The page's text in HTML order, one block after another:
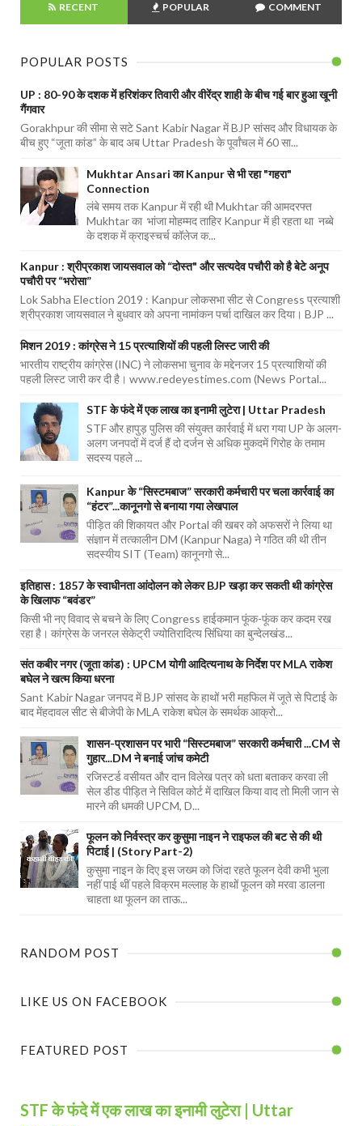
RECENT POPULAR COMMENT
POPULAR POSTS
UP : 80-90 के दशक में हरिशंकर तिवारी और वीरेंद्र शाही के बीच गई बार हुआ खूनी
गैंगवार
Gorakhpur की सीमा से सटे Sant Kabir Nagar में BJP सांसद और विधायक के
बीच हुए “जूता कांड” के बाद अब Uttar Pradesh के पूर्वांचल में 60 सा...
Mukhtar Ansari का Kanpur से भी रहा "गहरा"
Connection
लंबे समय तक Kanpur में रही थी Mukhtar की आमदरफ्त
Mukhtar का भांजा मोहम्मद ताहिर Kanpur में ही रहता था नब्बे
के दशक में क्राइस्चर्च कॉलेज क...
Kanpur : श्रीप्रकाश जायसवाल को “दोस्त" और सत्यदेव पचौरी को है बेटे अनूप
पचौरी पर “भरोसा”
Lok Sabha Election 2019 : Kanpur लोकसभा सीट से Congress प्रत्याशी
श्रीप्रकाश जायसवाल ने बुधवार को अपना नामांकन पर्चा दाखिल कर दिया। BJP ...
मिशन 2019 : कांग्रेस ने 15 प्रत्याशियों की पहली लिस्ट जारी की
भारतीय राष्ट्रीय कांग्रेस (INC) ने लोकसभा चुनाव के मद्देनजर 15 प्रत्याशियों की
पहली लिस्ट जारी कर दी है। www.redeyestimes.com (News Portal...
STF के फंदे में एक लाख का इनामी लुटेरा | Uttar Pradesh
STF और हापुड़ पुलिस की संयुक्त कार्रवाई में धरा गया UP के अलग-
अलग जनपदों में दर्ज हैं दो दर्जन से अधिक मुकदमें गिरोह के तमाम
सदस्य पहले ...
Kanpur के “सिस्टमबाज” सरकारी कर्मचारी पर चला कार्रवाई का
“हंटर”...कानूनगो से बनाया गया लेखपाल
पीड़ित की शिकायत और Portal की खबर को अफसरों ने लिया था
संज्ञान में तत्कालीन DM (Kanpur Naga) ने गठित की थी तीन
सदस्यीय SIT (Team) कानूनगो से...
इतिहास : 1857 के स्वाधीनता आंदोलन को लेकर BJP खड़ा कर सकती थी कांग्रेस
के खिलाफ “बवंडर”
किसी भी नए विवाद से बचने के लिए Congress हाईकमान फूंक-फूंक कर कदम रख
रहा है। कांग्रेस के जनरल सेकेट्री ज्योतिरादित्य सिंधिया का बुन्देलखंड...
संत कबीर नगर (जूता कांड) : UPCM योगी आदित्यनाथ के निर्देश पर MLA राकेश
बघेल ने खत्म किया धरना
Sant Kabir Nagar जनपद में BJP सांसद के हाथों भरी महफिल में जूते से पिटाई के
बाद मेंहदावल सीट से बीजेपी के MLA राकेश बघेल के समर्थक आक्रो...
शासन-प्रशासन पर भारी “सिस्टमबाज” सरकारी कर्मचारी ...CM से
गुहार...DM ने बनाई जांच कमेटी
रजिस्टर्ड वसीयत और दान विलेख पत्र को धता बताकर करवा ली
सेल डीड पीड़ित ने सिविल कोर्ट में दाखिल किया वाद तो मिली जान से
मारने की धमकी UPCM, D...
फूलन को निर्वस्त्र कर कुसुमा नाइन ने राइफल की बट से की थी
पिटाई | (Story Part-2)
कुसुमा नाइन के दिए इस जख्म को जिंदा रहते फूलन देवी कभी भुला
नहीं पाई थीं पहले विक्रम मल्लाह के हाथों फूलन को मरवा डालना
चाहता था फूलन का ताऊ...
RANDOM POST
LIKE US ON FACEBOOK
FEATURED POST
STF के फंदे में एक लाख का इनामी लुटेरा | Uttar